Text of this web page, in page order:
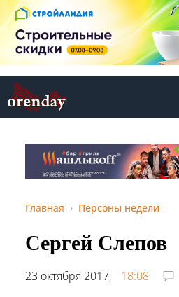
Главная Персоны недели
Сергей Слепов
23 октября 2017,
18:08